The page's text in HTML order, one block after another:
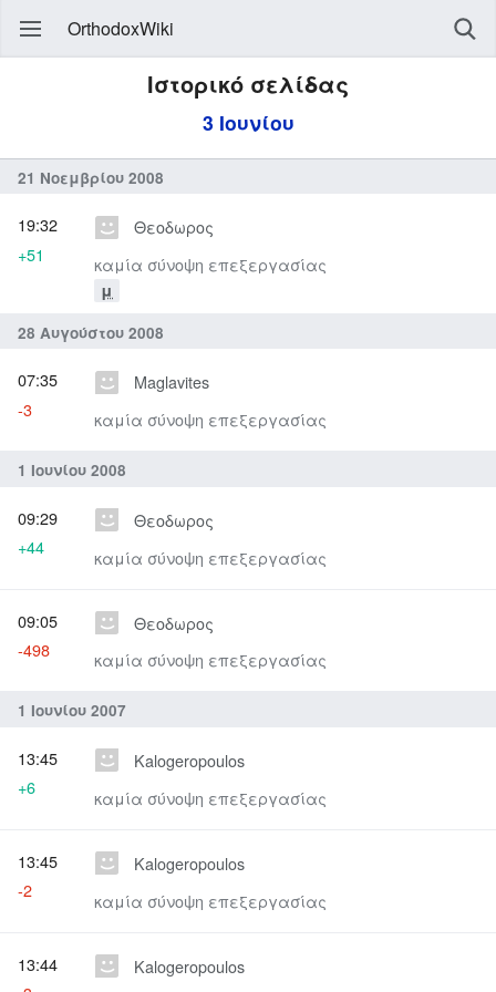
OrthodoxWiki
Ιστορικό σελίδας
3 Ιουνίου
21 Νοεμβρίου 2008
Θεοδωρος
καμία σύνοψη επεξεργασίας
μ
19:32
+51
28 Αυγούστου 2008
Maglavites
καμία σύνοψη επεξεργασίας
07:35
-3
1 Ιουνίου 2008
Θεοδωρος
καμία σύνοψη επεξεργασίας
09:29
+44
Θεοδωρος
καμία σύνοψη επεξεργασίας
09:05
-498
1 Ιουνίου 2007
Kalogeropoulos
καμία σύνοψη επεξεργασίας
13:45
+6
Kalogeropoulos
καμία σύνοψη επεξεργασίας
13:45
-2
Kalogeropoulos
13:44